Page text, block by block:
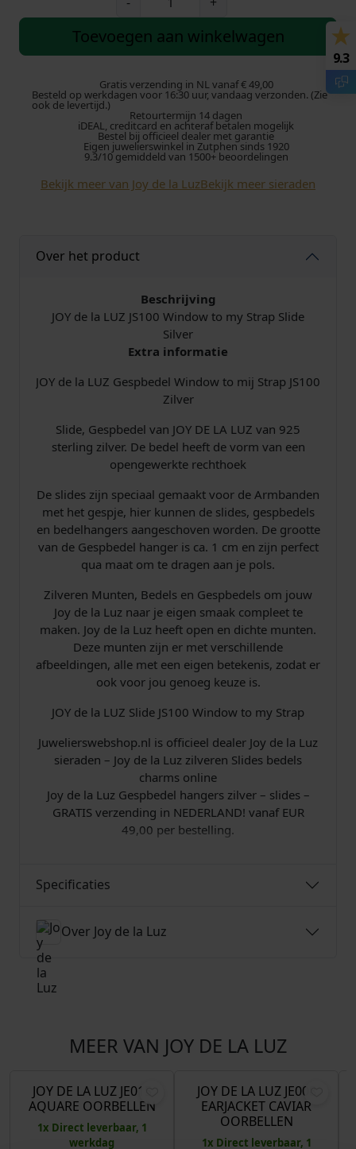
s
p
r
o
n
k
i
j
k
e
p
r
i
j
s
w
a
s
:
3
9
d
i
g
e
p
r
i
:
€
1
9
,
9
5
.
Y
d
l
a
U
Z
l
J
0
n
w
t
o
y
S
t
r
a
p
S
l
v
e
a
n
t
Toevoegen aan winkelwagen
Gratis verzending in NL vanaf € 49,00
Besteld op werkdagen voor 16:30 uur, vandaag verzonden. (Zie
ook de levertijd.)
Retourtermijn 14 dagen
iDEAL, creditcard en achteraf betalen mogelijk
Bestel bij officieel dealer met garantie
Eigen juwelierswinkel in Zutphen sinds 1920
9.3/10 gemiddeld van 1500+ beoordelingen
Bekijk meer van Joy de la LuzBekijk meer sieraden
Over het product
Beschrijving
JOY de la LUZ JS100 Window to my Strap Slide
Silver
Extra informatie
JOY de la LUZ Gespbedel Window to mij Strap JS100
Zilver
Slide, Gespbedel van JOY DE LA LUZ van 925
sterling zilver. De bedel heeft de vorm van een
opengewerkte rechthoek
De slides zijn speciaal gemaakt voor de Armbanden
met het gespje, hier kunnen de slides, gespbedels
en bedelhangers aangeschoven worden. De grootte
van de Gespbedel hanger is ca. 1 cm en zijn perfect
qua maat om te dragen aan je pols.
Zilveren Munten, Bedels en Gespbedels om jouw
Joy de la Luz naar je eigen smaak compleet te
maken. Joy de la Luz heeft open en dichte munten.
Deze munten zijn er met verschillende
afbeeldingen, alle met een eigen betekenis, zodat er
ook voor jou genoeg keuze is.
JOY de la LUZ Slide JS100 Window to my Strap
Juwelierswebshop.nl is officieel dealer Joy de la Luz
sieraden – Joy de la Luz zilveren Slides bedels
charms online
Joy de la Luz Gespbedel hangers zilver – slides –
GRATIS verzending in NEDERLAND! vanaf EUR
49,00 per bestelling.
Specificaties
Over Joy de la Luz
MEER VAN JOY DE LA LUZ
Aanbieding!
€129,95 O
r
s
p
€64,98 H
JOY DE LA LUZ JE015
AQUARE OORBELLEN
1x Direct leverbaar, 1
werkdag
Aanbieding!
€54,95O
r
s
p
€
JOY DE LA LUZ JE008
EARJACKET CAVIAR
OORBELLEN
1x Direct leverbaar, 1
9.3